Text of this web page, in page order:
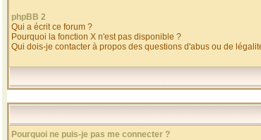
phpBB 2
Qui a écrit ce forum ?
Pourquoi la fonction X n'est pas disponible ?
Qui dois-je contacter à propos des questions d'abus ou de
Pourquoi ne puis-je pas me connecter ?